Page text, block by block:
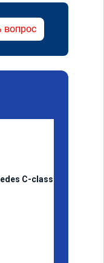
вопрос
C-class